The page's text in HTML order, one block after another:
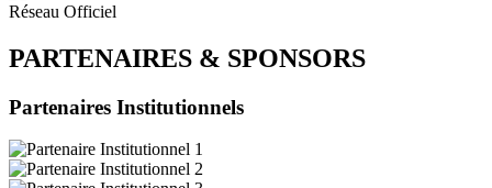
Réseau Officiel
PARTENAIRES & SPONSORS
Partenaires Institutionnels